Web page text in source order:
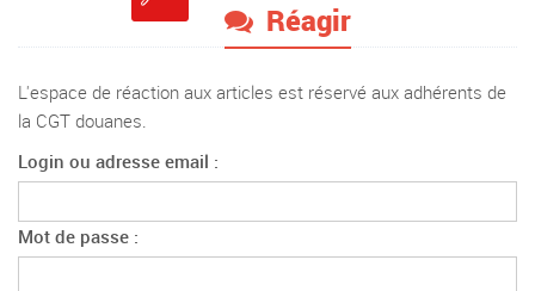
Réagir
L'espace de réaction aux articles est réservé aux adhérents de
la CGT douanes.
Login ou adresse email :
Mot de passe :